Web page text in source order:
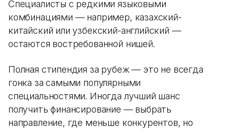
Специалисты с редкими языковыми
комбинациями — например, казахский-
китайский или узбекский-английский —
остаются востребованной нишей.
Полная стипендия за рубеж — это не всегда
гонка за самыми популярными
специальностями. Иногда лучший шанс
получить финансирование — выбрать
направление, где меньше конкурентов, но